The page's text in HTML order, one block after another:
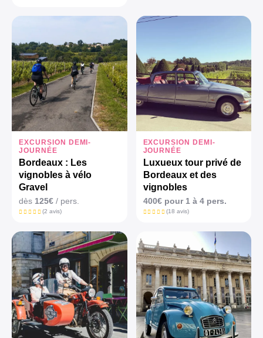
EXCURSION DEMI-
JOURNÉE
Bordeaux : Les
vignobles à vélo
Gravel
dès 125€ / pers.
(2 avis)
EXCURSION DEMI-
JOURNÉE
Luxueux tour privé de
Bordeaux et des
vignobles
400€ pour 1 à 4 pers.
(18 avis)